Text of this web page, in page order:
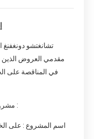
تشانغتشو دونغفنغ
مقدمي العروض
في المناقصة على
1 – مشروع المناقصة العامة على النحو التالي :